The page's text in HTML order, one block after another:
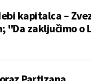
kapitalca –
"Da zaključimo o